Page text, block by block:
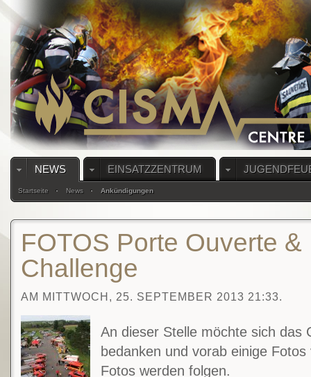
NEWS EINSATZZENTRUM
Startseite News Ankündigungen
FOTOS Porte Ouverte &
Challenge
AM MITTWOCH, 25. SEPTEMBER 2013 21:33.
An dieser Stelle möchte sich das
bedanken und vorab einige
Fotos werden folgen.